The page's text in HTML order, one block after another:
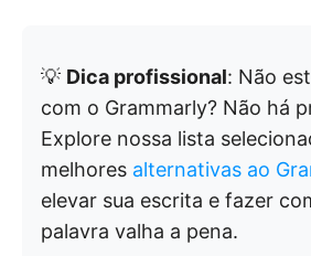
💡 Dica profissional: Não
com o Grammarly? Não há
Explore nossa lista
melhores alternativas ao
elevar sua escrita e fazer
palavra valha a pena.